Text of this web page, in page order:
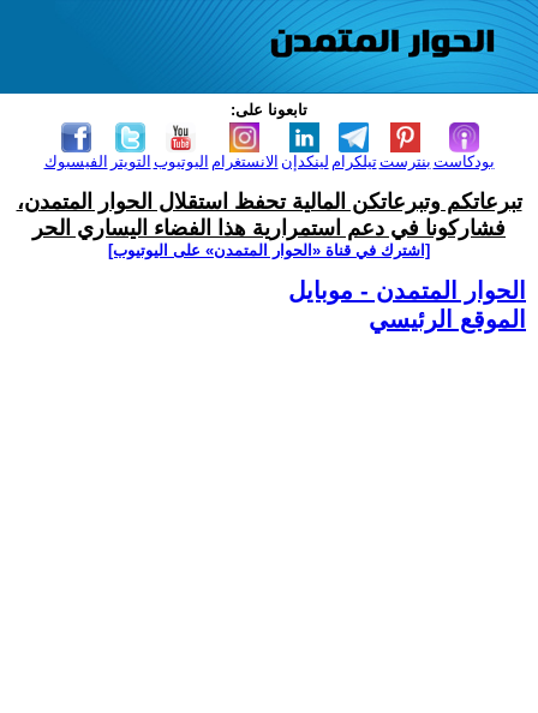
تابعونا على:
الفيسبوك التويتر اليوتيوب الانستغرام لينكدإن تيلكرامبنترست بودكاست
تبرعاتكم وتبرعاتكن المالية تحفظ استقلال الحوار المتمدن،
فشاركونا في دعم استمرارية هذا الفضاء اليساري الحر
[اشترك في قناة ‫«الحوار المتمدن» على اليوتيوب]
الحوار المتمدن - موبايل
الموقع الرئيسي